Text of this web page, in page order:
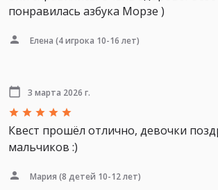
понравилась азбука Морзе )
Елена (4 игрока 10-16 лет)
3 марта 2026 г.
Квест прошёл отлично, девочки
мальчиков :)
Мария (8 детей 10-12 лет)